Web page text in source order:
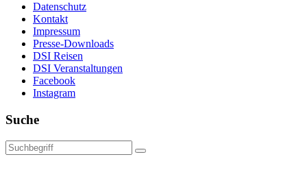
Datenschutz
Kontakt
Impressum
Presse-Downloads
DSI Reisen
DSI Veranstaltungen
Facebook
Instagram
Suche